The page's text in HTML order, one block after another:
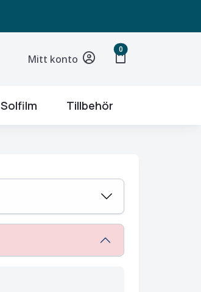
Mitt konto shopping_bag
0unread messages
Solfilm Tillbehör